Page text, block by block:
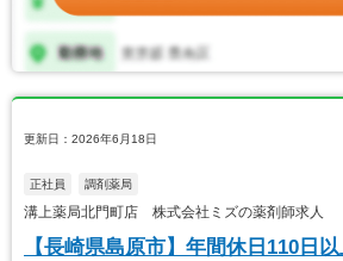
更新日：2026年6月18日
正社員 調剤薬局
溝上薬局北門町店 株式会社ミズの薬剤師求人
【長崎県島原市】年間休日110日